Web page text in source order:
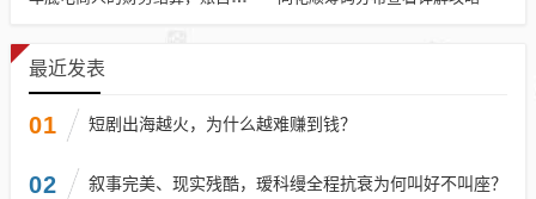
最近发表
01 短剧出海越火，为什么越难赚到钱？
02 叙事完美、现实残酷，瑷科缦全程抗衰为何叫好不叫座？